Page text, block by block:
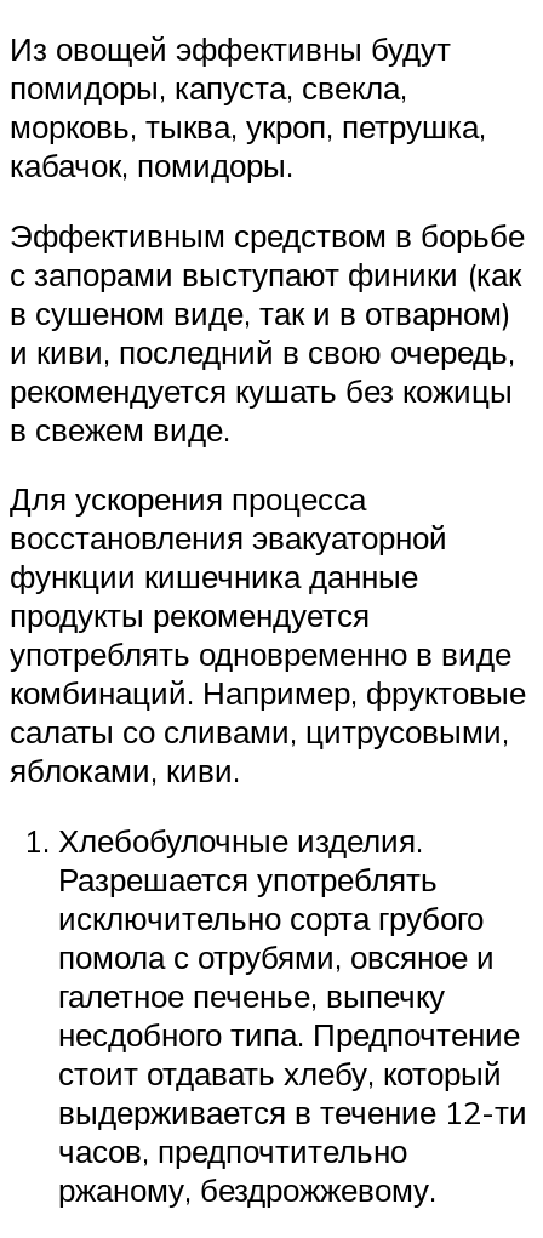
Из овощей эффективны будут
помидоры, капуста, свекла,
морковь, тыква, укроп, петрушка,
кабачок, помидоры.
Эффективным средством в борьбе
с запорами выступают финики (как
в сушеном виде, так и в отварном)
и киви, последний в свою очередь,
рекомендуется кушать без кожицы
в свежем виде.
Для ускорения процесса
восстановления эвакуаторной
функции кишечника данные
продукты рекомендуется
употреблять одновременно в виде
комбинаций. Например, фруктовые
салаты со сливами, цитрусовыми,
яблоками, киви.
Хлебобулочные изделия.
Разрешается употреблять
исключительно сорта грубого
помола с отрубями, овсяное и
галетное печенье, выпечку
несдобного типа. Предпочтение
стоит отдавать хлебу, который
выдерживается в течение 12-ти
часов, предпочтительно
ржаному, бездрожжевому.